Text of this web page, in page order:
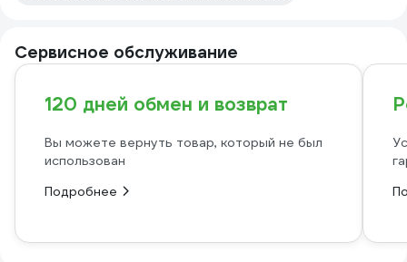
Сервисное обслуживание
120 дней обмен и возврат
Вы можете вернуть товар, который не был
использован
Подробнее